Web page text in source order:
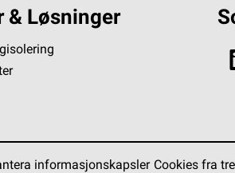
& Løsninger
informasjonskapsler Cookies fra